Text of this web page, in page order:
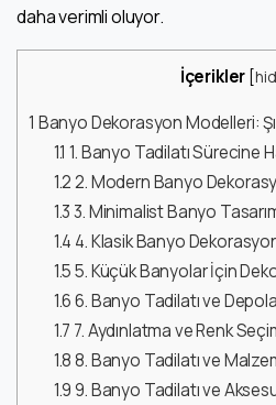
daha verimli oluyor.
İçerikler [
1 Banyo Dekorasyon Modelleri:
1.1 1. Banyo Tadilatı Sürecine
1.22. Modern Banyo
1.33. Minimalist Banyo
1.4 4. Klasik Banyo
1.55. Küçük Banyolar İçin
1.66. Banyo Tadilatı ve
1.7 7. Aydınlatma ve Renk
1.88. Banyo Tadilatı ve
1.99. Banyo Tadilatı ve